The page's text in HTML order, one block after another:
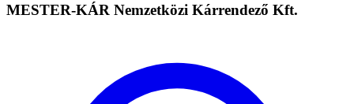
MESTER-KÁR Nemzetközi Kárrendező Kft.